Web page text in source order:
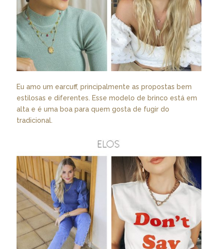
Eu amo um earcuff, principalmente as propostas bem
estilosas e diferentes. Esse modelo de brinco está em
alta e é uma boa para quem gosta de fugir do
tradicional.